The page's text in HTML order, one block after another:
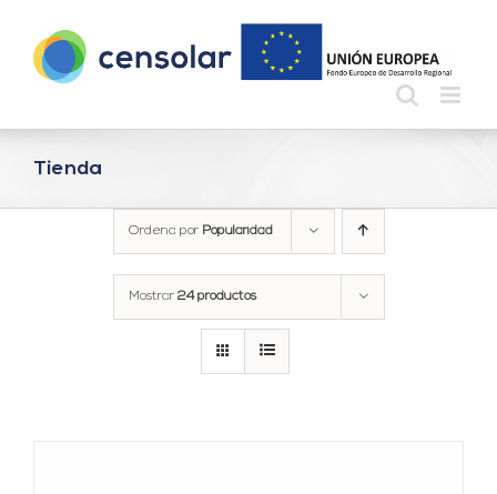
contenido
Tienda
Ordena por Popularidad
Mostrar 24 productos